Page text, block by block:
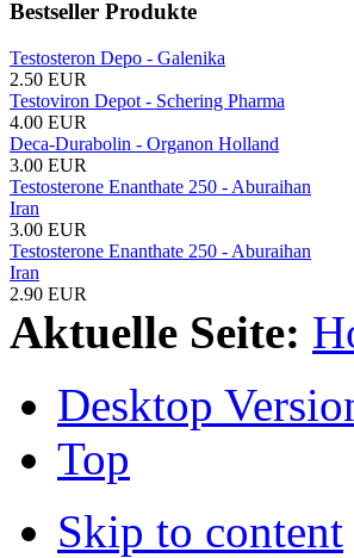
Bestseller Produkte
Testosteron Depo - Galenika
2.50 EUR
Testoviron Depot - Schering Pharma
4.00 EUR
Deca-Durabolin - Organon Holland
3.00 EUR
Testosterone Enanthate 250 - Aburaihan
Iran
3.00 EUR
Testosterone Enanthate 250 - Aburaihan
Iran
2.90 EUR
Aktuelle Seite:
Desktop
Top
Skip to content